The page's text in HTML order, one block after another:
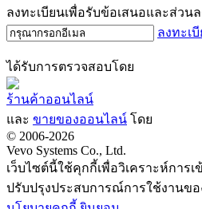
ลงทะเบียนเพื่อรับข้อเสนอและส่วน
ลงทะเ
ได้รับการตรวจสอบโดย
ร้านค้าออนไลน์
และ ขายของออนไลน์ โดย
© 2006-2026
Vevo Systems Co., Ltd.
เว็บไซต์นี้ใช้คุกกี้เพื่อวิเคราะห์การ
ปรับปรุงประสบการณ์การใช้งานข